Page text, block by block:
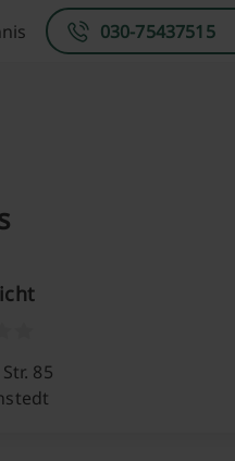
030-75437515
85